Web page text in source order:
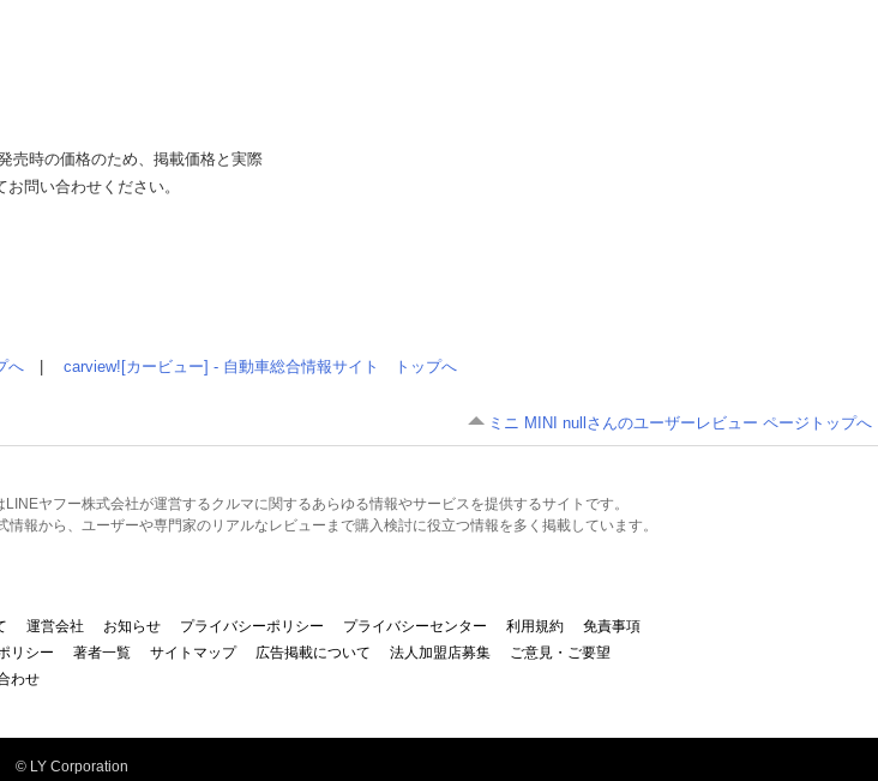
売時の価格のため、掲載価格と実際
問い合わせください。
へ carview![カービュー] - 自動車総合情報サイト トップへ
ミニ MINI nullさんのユーザーレビュー ページトップへ
ヤフー株式会社が運営するクルマに関するあらゆる情報やサービスを提供するサイトです。
情報から、ユーザーや専門家のリアルなレビューまで購入検討に役立つ情報を多く掲載しています。
運営会社 お知らせ プライバシーポリシー プライバシーセンター 利用規約
免責事項
リシー
著者一覧 サイトマップ 広告掲載について 法人加盟店募集
ご意見・ご要望
わせ
© LY Corporation